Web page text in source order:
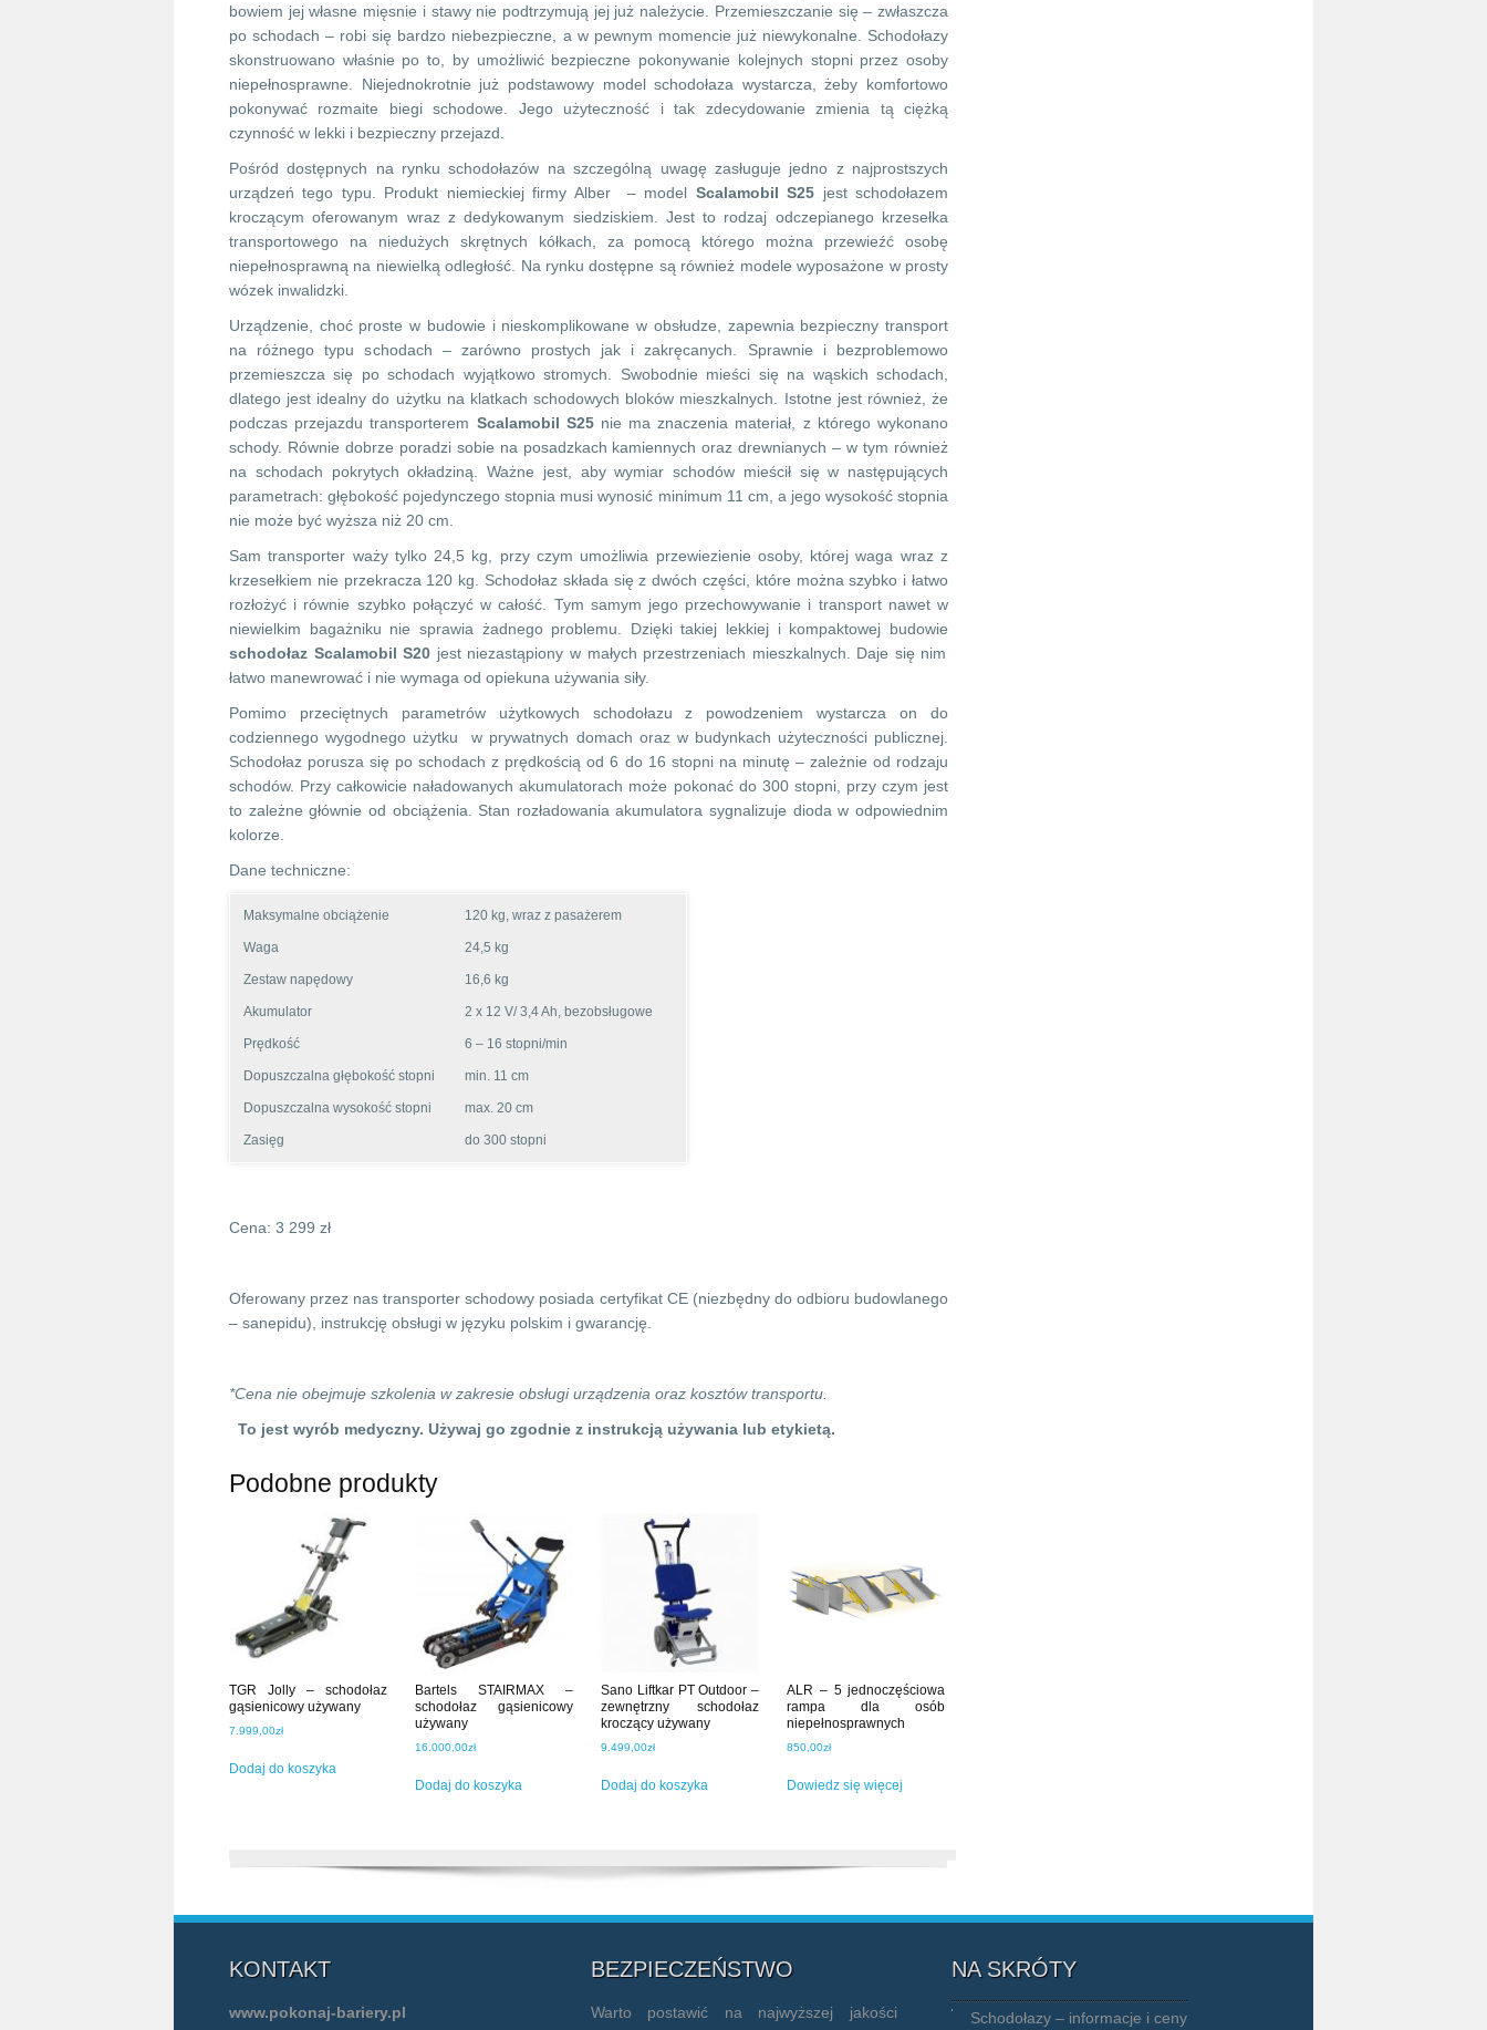
bowiem jej własne mięsnie i stawy nie podtrzymują jej już należycie. Przemieszczanie się – zwłaszcza
po schodach – robi się bardzo niebezpieczne, a w pewnym momencie już niewykonalne. Schodołazy
skonstruowano właśnie po to, by umożliwić bezpieczne pokonywanie kolejnych stopni przez osoby
niepełnosprawne. Niejednokrotnie już podstawowy model schodołaza wystarcza, żeby komfortowo
pokonywać rozmaite biegi schodowe. Jego użyteczność i tak zdecydowanie zmienia tą ciężką
czynność w lekki i bezpieczny przejazd.
Pośród dostępnych na rynku schodołazów na szczególną uwagę zasługuje jedno z najprostszych
urządzeń tego typu. Produkt niemieckiej firmy Alber – model Scalamobil S25 jest schodołazem
kroczącym oferowanym wraz z dedykowanym siedziskiem. Jest to rodzaj odczepianego krzesełka
transportowego na niedużych skrętnych kółkach, za pomocą którego można przewieźć osobę
niepełnosprawną na niewielką odległość. Na rynku dostępne są również modele wyposażone w prosty
wózek inwalidzki.
Urządzenie, choć proste w budowie i nieskomplikowane w obsłudze, zapewnia bezpieczny transport
na różnego typu schodach – zarówno prostych jak i zakręcanych. Sprawnie i bezproblemowo
przemieszcza się po schodach wyjątkowo stromych. Swobodnie mieści się na wąskich schodach,
dlatego jest idealny do użytku na klatkach schodowych bloków mieszkalnych. Istotne jest również, że
podczas przejazdu transporterem Scalamobil S25nie ma znaczenia materiał, z którego wykonano
schody. Równie dobrze poradzi sobie na posadzkach kamiennych oraz drewnianych – w tym również
na schodach pokrytych okładziną. Ważne jest, aby wymiar schodów mieścił się w następujących
parametrach: głębokość pojedynczego stopnia musi wynosić minimum 11 cm, a jego wysokość stopnia
nie może być wyższa niż 20 cm.
Sam transporter waży tylko 24,5 kg, przy czym umożliwia przewiezienie osoby, której waga wraz z
krzesełkiem nie przekracza 120 kg. Schodołaz składa się z dwóch części, które można szybko i łatwo
rozłożyć i równie szybko połączyć w całość. Tym samym jego przechowywanie i transport nawet w
niewielkim bagażniku nie sprawia żadnego problemu. Dzięki takiej lekkiej i kompaktowej budowie
schodołaz Scalamobil S20 jest niezastąpiony w małych przestrzeniach mieszkalnych. Daje się nim
łatwo manewrować i nie wymaga od opiekuna używania siły.
Pomimo przeciętnych parametrów użytkowych schodołazu z powodzeniem wystarcza on do
codziennego wygodnego użytku w prywatnych domach oraz w budynkach użyteczności publicznej.
Schodołaz porusza się po schodach z prędkością od 6 do 16 stopni na minutę – zależnie od rodzaju
schodów. Przy całkowicie naładowanych akumulatorach może pokonać do 300 stopni, przy czym jest
to zależne głównie od obciążenia. Stan rozładowania akumulatora sygnalizuje dioda w odpowiednim
kolorze.
Dane techniczne:
Maksymalne obciążenie 120 kg, wraz z pasażerem
Waga 24,5 kg
Zestaw napędowy 16,6 kg
Akumulator 2 x 12 V/ 3,4 Ah, bezobsługowe
Prędkość 6 – 16 stopni/min
Dopuszczalna głębokość stopni min. 11 cm
Dopuszczalna wysokość stopni max. 20 cm
Zasięg do 300 stopni
Cena: 3 299 zł
Oferowany przez nas transporter schodowy posiada certyfikat CE (niezbędny do odbioru budowlanego
– sanepidu), instrukcję obsługi w języku polskim i gwarancję.
*Cena nie obejmuje szkolenia w zakresie obsługi urządzenia oraz kosztów transportu.
To jest wyrób medyczny. Używaj go zgodnie z instrukcją używania lub etykietą.
Podobne produkty
TGR Jolly – schodołaz
gąsienicowy używany
7.999,00zł
Dodaj do koszyka
Bartels STAIRMAX –
schodołaz gąsienicowy
używany
16.000,00zł
Dodaj do koszyka
Sano Liftkar PT Outdoor –
zewnętrzny schodołaz
kroczący używany
9.499,00zł
Dodaj do koszyka
ALR – 5 jednoczęściowa
rampa dla osób
niepełnosprawnych
850,00zł
Dowiedz się więcej
KONTAKT
www.pokonaj-bariery.pl
BEZPIECZEŃSTWO
Warto postawić na najwyższej jakości
NA SKRÓTY
Schodołazy – informacje i ceny